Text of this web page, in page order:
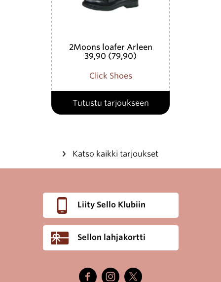
2Moons loafer Arleen
39,90 (79,90)
Click Shoes
Tutustu tarjoukseen
Katso kaikki tarjoukset
Liity Sello Klubiin
Sellon lahjakortti